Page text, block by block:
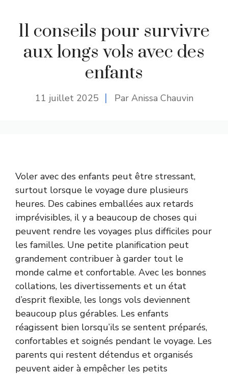
11 conseils pour survivre
aux longs vols avec des
enfants
11 juillet 2025 Par Anissa Chauvin
Voler avec des enfants peut être stressant,
surtout lorsque le voyage dure plusieurs
heures. Des cabines emballées aux retards
imprévisibles, il y a beaucoup de choses qui
peuvent rendre les voyages plus difficiles pour
les familles. Une petite planification peut
grandement contribuer à garder tout le
monde calme et confortable. Avec les bonnes
collations, les divertissements et un état
d’esprit flexible, les longs vols deviennent
beaucoup plus gérables. Les enfants
réagissent bien lorsqu’ils se sentent préparés,
confortables et soignés pendant le voyage. Les
parents qui restent détendus et organisés
peuvent aider à empêcher les petits